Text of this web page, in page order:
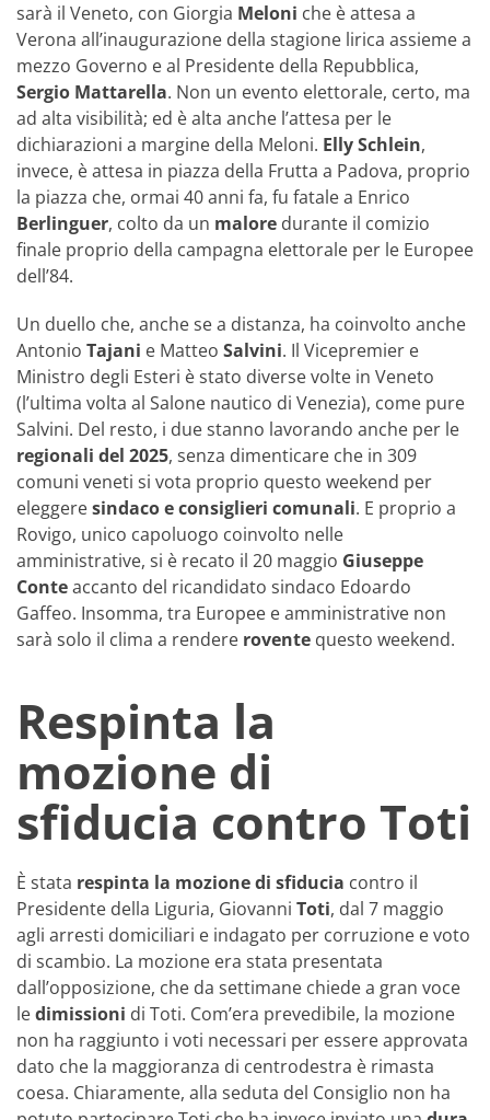
sarà il Veneto, con Giorgia Meloni che è attesa a
Verona all’inaugurazione della stagione lirica assieme a
mezzo Governo e al Presidente della Repubblica,
Sergio Mattarella. Non un evento elettorale, certo, ma
ad alta visibilità; ed è alta anche l’attesa per le
dichiarazioni a margine della Meloni. Elly Schlein,
invece, è attesa in piazza della Frutta a Padova, proprio
la piazza che, ormai 40 anni fa, fu fatale a Enrico
Berlinguer, colto da un malore durante il comizio
finale proprio della campagna elettorale per le Europee
dell’84.
Un duello che, anche se a distanza, ha coinvolto anche
Antonio Tajani e Matteo Salvini. Il Vicepremier e
Ministro degli Esteri è stato diverse volte in Veneto
(l’ultima volta al Salone nautico di Venezia), come pure
Salvini. Del resto, i due stanno lavorando anche per le
regionali del 2025, senza dimenticare che in 309
comuni veneti si vota proprio questo weekend per
eleggeresindaco e consiglieri comunali. E proprio a
Rovigo, unico capoluogo coinvolto nelle
amministrative, si è recato il 20 maggio Giuseppe
Conteaccanto del ricandidato sindaco Edoardo
Gaffeo. Insomma, tra Europee e amministrative non
sarà solo il clima a rendere rovente questo weekend.
Respinta la
mozione di
sfiducia contro Toti
È stata respinta la mozione di sfiducia contro il
Presidente della Liguria, Giovanni Toti, dal 7 maggio
agli arresti domiciliari e indagato per corruzione e voto
di scambio. La mozione era stata presentata
dall’opposizione, che da settimane chiede a gran voce
ledimissioni di Toti. Com’era prevedibile, la mozione
non ha raggiunto i voti necessari per essere approvata
dato che la maggioranza di centrodestra è rimasta
coesa. Chiaramente, alla seduta del Consiglio non ha